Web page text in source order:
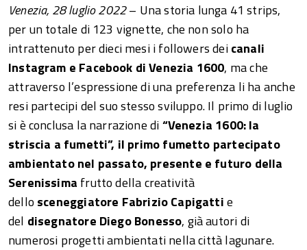
Venezia, 28 luglio 2022– Una storia lunga 41 strips,
per un totale di 123 vignette, che non solo ha
intrattenuto per dieci mesi i followers deicanali
Instagram e Facebook di Venezia 1600, ma che
attraverso l’espressione di una preferenza li ha anche
resi partecipi del suo stesso sviluppo. Il primo di luglio
si è conclusa la narrazione di“Venezia 1600: la
striscia a fumetti”, il primo fumetto partecipato
ambientato nel passato, presente e futuro della
Serenissima frutto della creatività
dello sceneggiatore Fabrizio Capigattie
del disegnatore Diego Bonesso, già autori di
numerosi progetti ambientati nella città lagunare.